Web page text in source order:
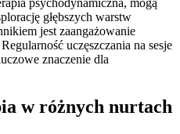
psychodynamiczna, mogą
głębszych warstw
jest zaangażowanie
uczęszczania na sesje
znaczenie dla
w różnych nurtach